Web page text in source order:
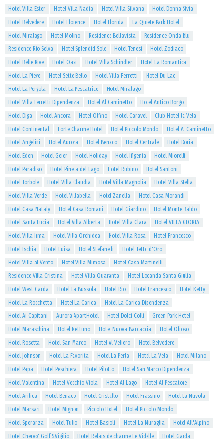
Hotel Villa Ester Hotel Villa Nadia Hotel Villa Silvana
Hotel Donna Sivia
Hotel Belvedere
Hotel Florence Hotel Florida
La Quiete Park Hotel
Hotel Miralago
Hotel Molino Residence Bellavista
Residence Onda Blu
Residence Rio Selva
Hotel Splendid Sole Hotel Tenesi
Hotel Zodiaco
Hotel Belle Rive
Hotel Oasi Hotel Villa Schindler
Hotel La Romantica
Hotel La Pieve
Hotel Sette Bello Hotel Villa Ferretti
Hotel Du Lac
Hotel La Pergola
Hotel La Pescatrice
Hotel Miralago
Hotel Villa Ferretti Dipendenza
Hotel Al Caminetto
Hotel Antico Borgo
Hotel Diga
Hotel Ancora Hotel Olfino Hotel Caravel
Club Hotel la Vela
Hotel Continental
Forte Charme Hotel Hotel Piccolo Mondo
Hotel Al Caminetto
Hotel Angelini
Hotel Aurora Hotel Benaco Hotel Centrale
Hotel Doria
Hotel Eden
Hotel Geier Hotel Holiday Hotel Ifigenia
Hotel Miorelli
Hotel Paradiso
Hotel Pineta del Lago Hotel Rubino
Hotel Santoni
Hotel Torbole
Hotel Villa Claudia Hotel Villa Magnolia
Hotel Villa Stella
Hotel Villa Verde
Hotel Villabella Hotel Zanella
Hotel Casa Morandi
Hotel Casa Nataly
Hotel Casa Romani Hotel Giardino
Hotel Monte Baldo
Hotel Santa Lucia
Hotel Villa Alberta Hotel Villa Clara
Hotel VILLA GLORIA
Hotel Villa Irma
Hotel Villa Orchidea Hotel Villa Rosa
Hotel Francesco
Hotel Ischia
Hotel Luisa Hotel Stefanelli
Hotel Tetto d'Oro
Hotel Villa al Vento
Hotel Villa Mimosa
Hotel Casa Martinelli
Residence Villa Cristina
Hotel Villa Quaranta
Hotel Locanda Santa Giulia
Hotel West Garda
Hotel La Bussola Hotel Rio Hotel Francesco
Hotel Ketty
Hotel La Rocchetta
Hotel La Carica
Hotel La Carica Dipendenza
Hotel Ai Capitani
Aurora ApartHotel Hotel Dolci Colli
Green Park Hotel
Hotel Maraschina
Hotel Nettuno Hotel Nuova Barcaccia
Hotel Olioso
Hotel Rosetta
Hotel San Marco Hotel Al Veliero
Hotel Belvedere
Hotel Johnson
Hotel La Favorita Hotel La Perla Hotel La Vela
Hotel Milano
Hotel Papa
Hotel Peschiera Hotel Pilotto
Hotel San Marco Dipendenza
Hotel Valentina
Hotel Vecchio Viola Hotel Al Lago
Hotel Al Pescatore
Hotel Arilica
Hotel Benaco Hotel Cristallo Hotel Frassino
Hotel La Nuvola
Hotel Marsari
Hotel Mignon Piccolo Hotel
Hotel Piccolo Mondo
Hotel Speranza
Hotel Tulio Hotel Basioli Hotel La Muraglia
Hotel All'Alpino
Hotel Chervo' Golf S.Vigilio
Hotel Relais de charme Le Videlle
Hotel Garda